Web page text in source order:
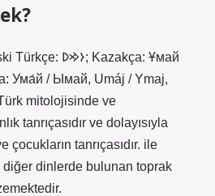
Kazakça: Ұмай
Ума́й / Ымай, Umáj / Ymaj,
mitolojisinde ve
tanrıçasıdır ve dolayısıyla
çocukların tanrıçasıdır. ile
dinlerde bulunan toprak